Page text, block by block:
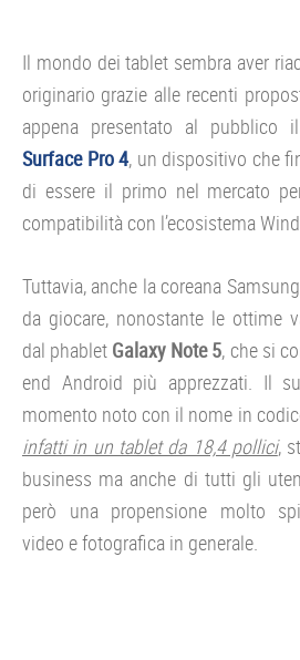
Il mondo dei tablet sembra aver
originario grazie alle recenti
appena presentato al
Surface Pro 4, un dispositivo che
di essere il primo nel mercato
compatibilità con l’ecosistema
Tuttavia, anche la coreana
da giocare, nonostante le ottime
dal phablet Galaxy Note 5, che si
end Android più apprezzati. Il
momento noto con il nome in
infatti in un tablet da 18,4 pollici,
business ma anche di tutti gli
però una propensione molto
video e fotografica in generale.